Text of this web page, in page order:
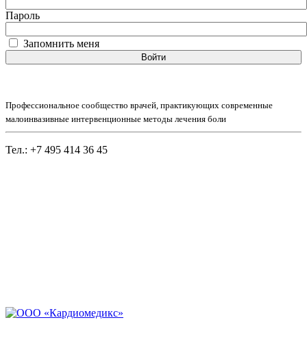
Пароль
Запомнить меня
Войти
Профессиональное сообщество врачей, практикующих современные
малоинвазивные интервенционные методы лечения боли
Тел.: +7 495 414 36 45